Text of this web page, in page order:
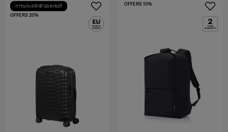
OFFERS 20%
การแกะสลักด้วยเลเซอร์ OFFERS 10%